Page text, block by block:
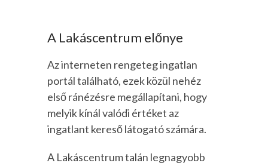
A Lakáscentrum előnye
Az interneten rengeteg ingatlan
portál található, ezek közül nehéz
első ránézésre megállapítani, hogy
melyik kínál valódi értéket az
ingatlant kereső látogató számára.
A Lakáscentrum talán legnagyobb